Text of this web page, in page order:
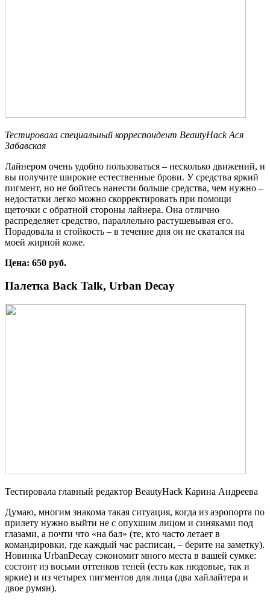
Тестировала специальный корреспондент BeautyHack Ася
Забавская
Лайнером очень удобно пользоваться – несколько движений, и
вы получите широкие естественные брови. У средства яркий
пигмент, но не бойтесь нанести больше средства, чем нужно –
недостатки легко можно скорректировать при помощи
щеточки с обратной стороны лайнера. Она отлично
распределяет средство, параллельно растушевывая его.
Порадовала и стойкость – в течение дня он не скатался на
моей жирной коже.
Цена: 650 руб.
Палетка Back Talk, Urban Decay
Тестировала главный редактор BeautyHack Карина Андреева
Думаю, многим знакома такая ситуация, когда из аэропорта по
прилету нужно выйти не с опухшим лицом и синяками под
глазами, а почти что «на бал» (те, кто часто летает в
командировки, где каждый час расписан, – берите на заметку).
Новинка UrbanDecay сэкономит много места в вашей сумке:
состоит из восьми оттенков теней (есть как нюдовые, так и
яркие) и из четырех пигментов для лица (два хайлайтера и
двое румян).